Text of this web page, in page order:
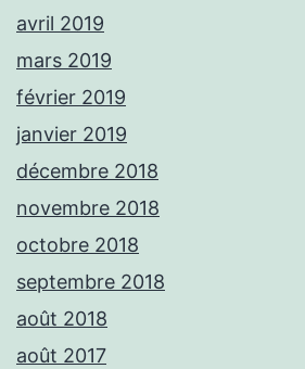
avril 2019
mars 2019
février 2019
janvier 2019
décembre 2018
novembre 2018
octobre 2018
septembre 2018
août 2018
août 2017